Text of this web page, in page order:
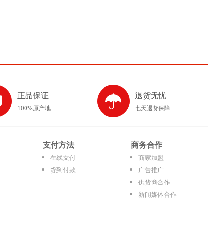
正品保证
100%原产地
退货无忧
七天退货保障
支付方法
在线支付
货到付款
商务合作
商家加盟
广告推广
供货商合作
新闻媒体合作